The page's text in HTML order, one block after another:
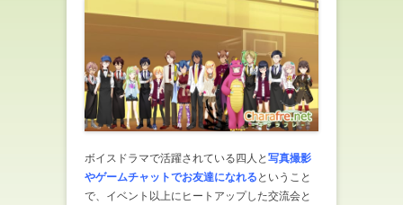
ボイスドラマで活躍されている四人と 写真撮影
やゲームチャットでお友達になれる ということ
で、イベント以上にヒートアップした交流会と